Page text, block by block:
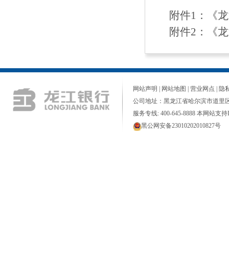
附件1：
《
附件2：
《
网站声明 网站地图 营业网点
隐
公司地址：黑龙江省哈尔滨市道里
服务专线: 400-645-8888 本网站支持
黑公网安备23010202010827号